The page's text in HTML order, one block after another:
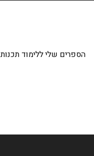
הספרים שלי ללימוד תכנות